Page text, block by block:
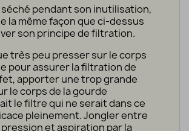
séché pendant son inutilisation,
la même façon que ci-dessus
son principe de filtration.
très peu presser sur le corps
pour assurer la filtration de
apporter une trop grande
le corps de la gourde
le filtre qui ne serait dans ce
pleinement. Jongler entre
et aspiration par la